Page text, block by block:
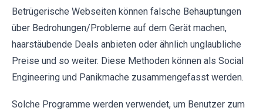
Betrügerische Webseiten können falsche Behauptungen
über Bedrohungen/Probleme auf dem Gerät machen,
haarstäubende Deals anbieten oder ähnlich unglaubliche
Preise und so weiter. Diese Methoden können als Social
Engineering und Panikmache zusammengefasst werden.
Solche Programme werden verwendet, um Benutzer zum